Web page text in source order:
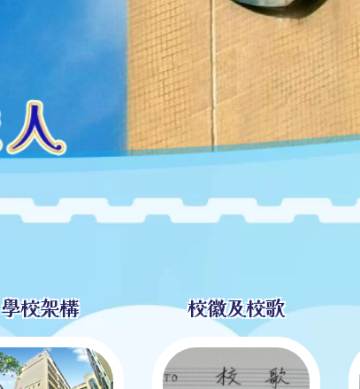
學校架構 校徽及校歌